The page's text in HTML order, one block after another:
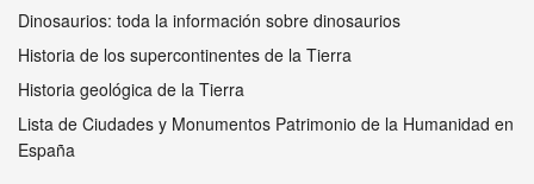
Dinosaurios: toda la información sobre dinosaurios
Historia de los supercontinentes de la Tierra
Historia geológica de la Tierra
Lista de Ciudades y Monumentos Patrimonio de la Humanidad en
España